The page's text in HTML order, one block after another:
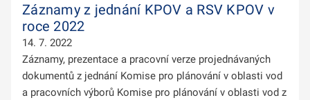
Záznamy z jednání KPOV a RSV KPOV v
roce 2022
14. 7. 2022
Záznamy, prezentace a pracovní verze projednávaných
dokumentů z jednání Komise pro plánování v oblasti vod
a pracovních výborů Komise pro plánování v oblasti vod z